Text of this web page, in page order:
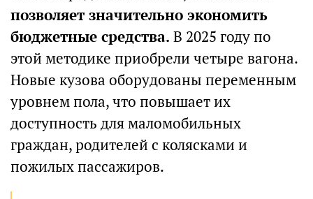
позволяет значительно экономить
бюджетные средства. В 2025 году по
этой методике приобрели четыре вагона.
Новые кузова оборудованы переменным
уровнем пола, что повышает их
доступность для маломобильных
граждан, родителей с колясками и
пожилых пассажиров.